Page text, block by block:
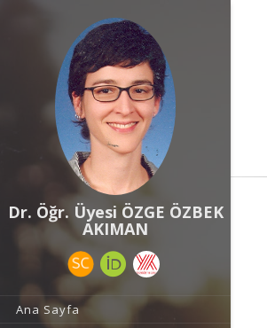
Dr. Öğr. Üyesi ÖZGE ÖZBEK
AKIMAN
Ana Sayfa